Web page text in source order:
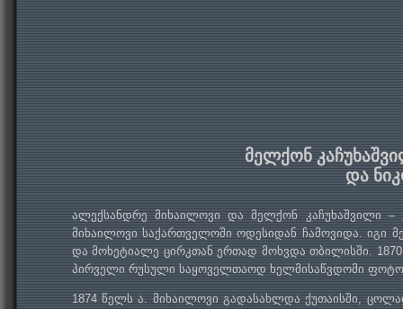
მელქონ
და
ალექსანდრე მიხაილოვი და მელქონ კაჩუხაშვილი –
მიხაილოვი საქართველოში ოდესიდან ჩამოვიდა. იგი
და მოხეტიალე ცირკთან ერთად მოხვდა თბილისში.
პირველი რუსული საყოველთაოდ ხელმისაწვდომი
1874 წელს ა. მიხაილოვი გადასახლდა ქუთაისში,